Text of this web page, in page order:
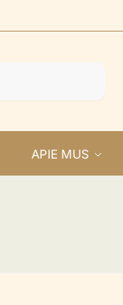
APIE MUS